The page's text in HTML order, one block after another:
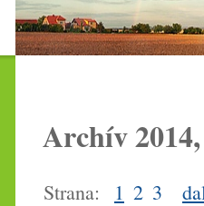
Archív
Strana: 1 2 3